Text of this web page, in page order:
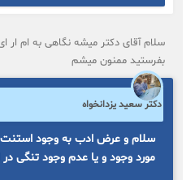
سلام آقای دکتر میشه نگاهی به ام ار
بفرستید ممنون میشم
دکتر سعید یزدانخواه
سلام و عرض ادب به وجود استنت
مورد وجود و یا عدم وجود تنگی